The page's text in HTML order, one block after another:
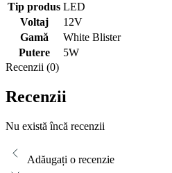
Tip produs LED
Voltaj
12V
Gamă
White Blister
Putere
5W
Recenzii (0)
Recenzii
Nu există încă recenzii
Adăugați o recenzie